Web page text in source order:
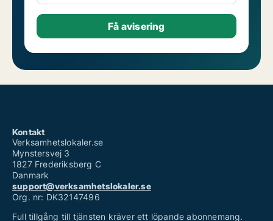
Kontakt
Verksamhetslokaler.se
Mynstersvej 3
1827 Frederiksberg C
Danmark
support@verksamhetslokaler.se
Org. nr: DK32147496
Full tillgång till tjänsten kräver ett löpande abonnemang.